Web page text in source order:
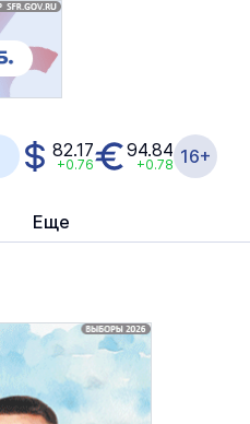
Еще
82.17
+0.76
94.84
+0.78 16+